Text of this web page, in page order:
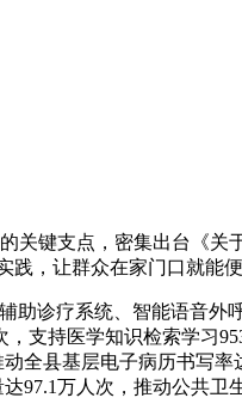
关键支点，密集出台《关
，让群众在家门口就能便
助诊疗系统、智能语音外
支持医学知识检索学习
全县基层电子病历书写率
97.1万人次，推动公共卫